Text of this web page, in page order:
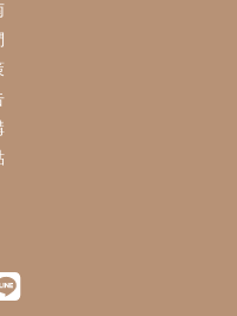
酸、維生素，是
保養皮膚的原理
和合成酯乳液，
理是封住皮膚來
會導致皮膚乾燥,
以上寶寶設計
”為概念來養成皮
一點的小童、大
肌膚適用嗎？
健康環境友善
適合。
？
身體乳液溫和保